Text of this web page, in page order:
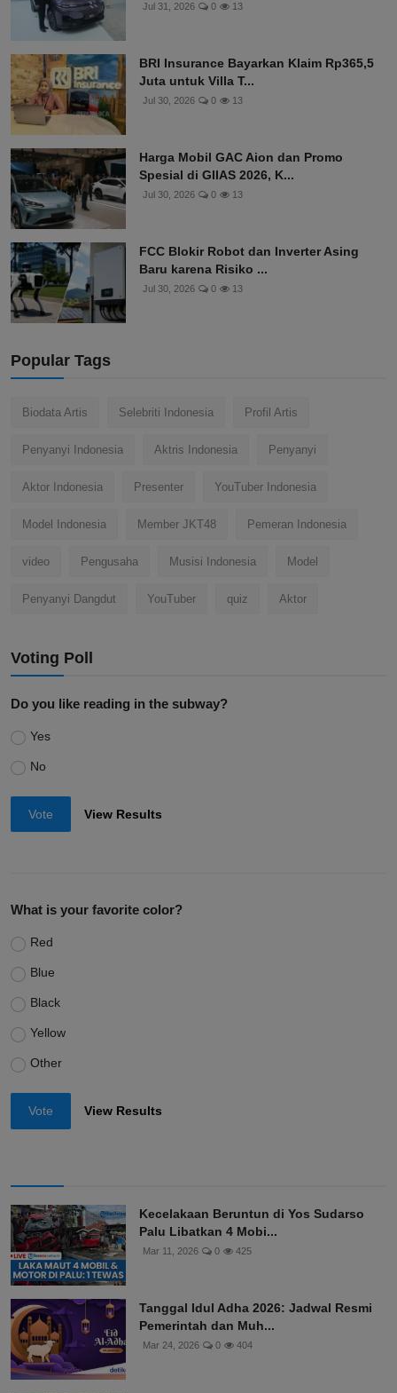
Jul 31, 2026 0 13
BRI Insurance Bayarkan Klaim Rp365,5
Juta untuk Villa T...
Jul 30, 2026 0 13
Harga Mobil GAC Aion dan Promo
Spesial di GIIAS 2026, K...
Jul 30, 2026 0 13
FCC Blokir Robot dan Inverter Asing
Baru karena Risiko ...
Jul 30, 2026 0 13
Popular Tags
Biodata Artis Selebriti Indonesia Profil Artis
Penyanyi Indonesia Aktris Indonesia Penyanyi
Aktor Indonesia Presenter YouTuber Indonesia
Model Indonesia Member JKT48 Pemeran Indonesia
video Pengusaha Musisi Indonesia Model
Penyanyi Dangdut YouTuber quiz Aktor
Voting Poll
Do you like reading in the subway?
Yes
No
Vote View Results
What is your favorite color?
Red
Blue
Black
Yellow
Other
Vote View Results
Kecelakaan Beruntun di Yos Sudarso
Palu Libatkan 4 Mobi...
Mar 11, 2026 0 425
Tanggal Idul Adha 2026: Jadwal Resmi
Pemerintah dan Muh...
Mar 24, 2026 0 404